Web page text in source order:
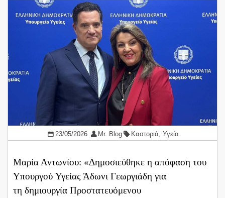
23/05/2026 Mr. Blog Καστοριά ,Υγεία
Μαρία Αντωνίου: «Δημοσιεύθηκε η απόφαση του
Υπουργού Υγείας Άδωνι Γεωργιάδη για
τη δημιουργία Προστατευόμενου